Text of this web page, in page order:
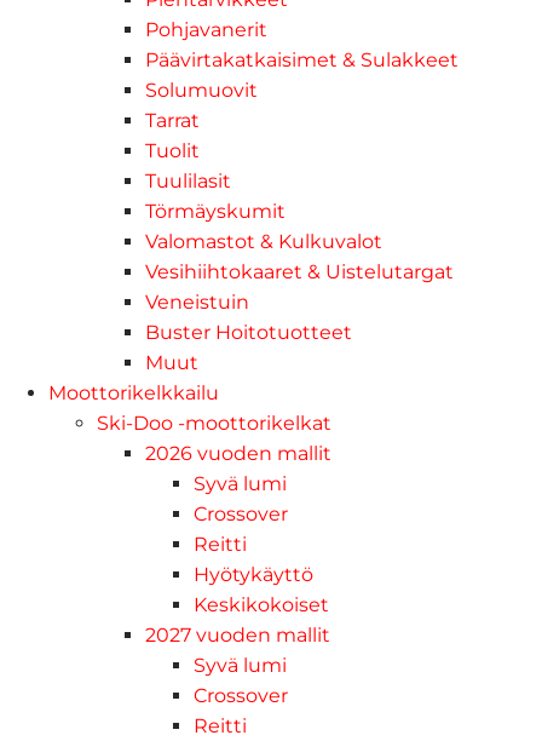
Pohjavanerit
Päävirtakatkaisimet & Sulakkeet
Solumuovit
Tarrat
Tuolit
Tuulilasit
Törmäyskumit
Valomastot & Kulkuvalot
Vesihiihtokaaret & Uistelutargat
Veneistuin
Buster Hoitotuotteet
Muut
Moottorikelkkailu
Ski-Doo -moottorikelkat
2026 vuoden mallit
Syvä lumi
Crossover
Reitti
Hyötykäyttö
Keskikokoiset
2027 vuoden mallit
Syvä lumi
Crossover
Reitti